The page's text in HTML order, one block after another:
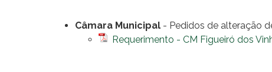
Câmara Municipal - Pedidos de alteração
Requerimento - CM Figueiró dos